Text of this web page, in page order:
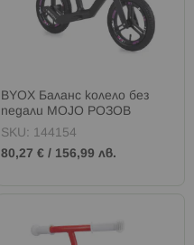
BYOX Баланс колело без
педали MOJO РОЗОВ
SKU: 144154
80,27 € / 156,99 лв.